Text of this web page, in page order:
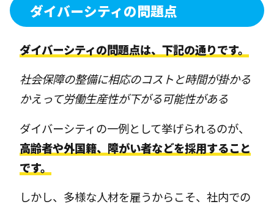
ダイバーシティの問題点
ダイバーシティの問題点は、下記の通りです。
社会保障の整備に相応のコストと時間が掛かる
かえって労働生産性が下がる可能性がある
ダイバーシティの一例として挙げられるのが、
高齢者や外国籍、障がい者などを採用すること
です。
しかし、多様な人材を雇うからこそ、社内での